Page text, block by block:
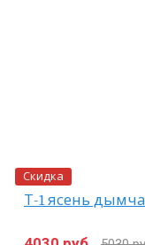
Скидка
Т-1 ясень